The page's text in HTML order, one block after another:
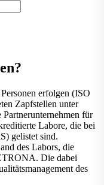
erfolgen (ISO
Zapfstellen unter
für
Labore, die bei
gelistet sind.
des Labors, die
Die dabei
des